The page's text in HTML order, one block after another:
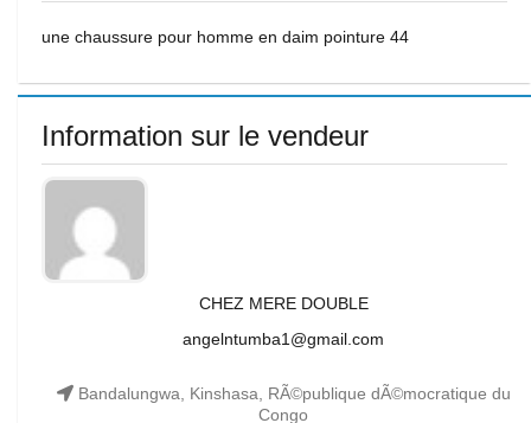
une chaussure pour homme en daim pointure 44
Information sur le vendeur
CHEZ MERE DOUBLE
angelntumba1@gmail.com
Bandalungwa, Kinshasa, RÃ©publique dÃ©mocratique du
Congo